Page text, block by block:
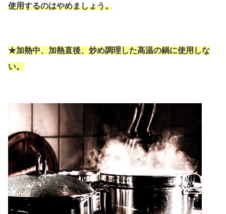
使用するのはやめましょう。
★加熱中、加熱直後、炒め調理した高温の鍋に使用しな
い。